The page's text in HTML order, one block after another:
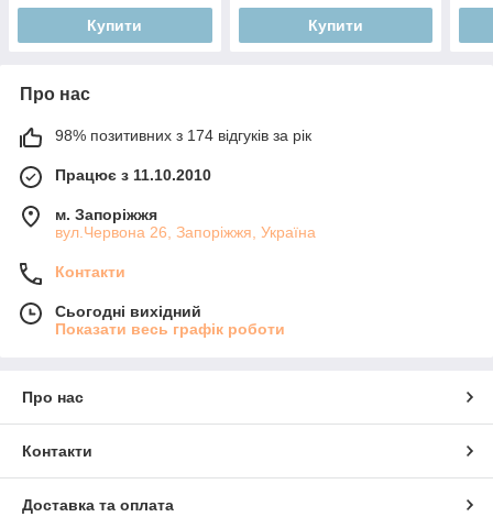
Купити Купити
Про нас
98% позитивних з 174 відгуків за рік
Працює з 11.10.2010
м. Запоріжжя
вул.Червона 26, Запоріжжя, Україна
Контакти
Сьогодні вихідний
Показати весь графік роботи
Про нас
Контакти
Доставка та оплата